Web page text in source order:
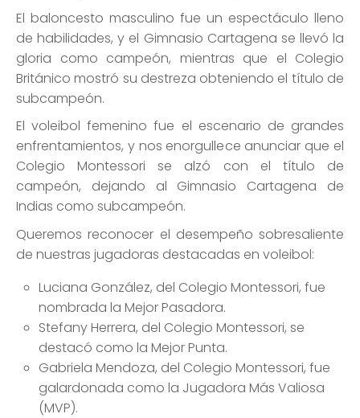
El baloncesto masculino fue un espectáculo lleno
de habilidades, y el Gimnasio Cartagena se llevó la
gloria como campeón, mientras que el Colegio
Británico mostró su destreza obteniendo el título de
subcampeón.
El voleibol femenino fue el escenario de grandes
enfrentamientos, y nos enorgullece anunciar que el
Colegio Montessori se alzó con el título de
campeón, dejando al Gimnasio Cartagena de
Indias como subcampeón.
Queremos reconocer el desempeño sobresaliente
de nuestras jugadoras destacadas en voleibol:
Luciana González, del Colegio Montessori, fue
nombrada la Mejor Pasadora.
Stefany Herrera, del Colegio Montessori, se
destacó como la Mejor Punta.
Gabriela Mendoza, del Colegio Montessori, fue
galardonada como la Jugadora Más Valiosa
(MVP).